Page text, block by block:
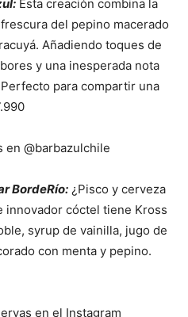
Esta creación combina la
del pepino macerado
Añadiendo toques de
y una inesperada nota
para compartir una
en @barbazulchile
BordeRío: ¿Pisco y cerveza
innovador cóctel tiene Kross
syrup de vainilla, jugo de
con menta y pepino.
en el Instagram